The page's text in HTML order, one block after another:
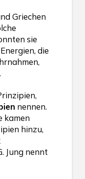
Griechen
sie
die
nennen.
kamen
hinzu,
Jung nennt